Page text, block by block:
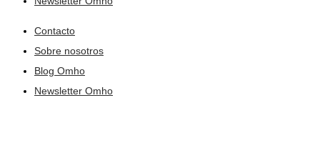
Contacto
Sobre nosotros
Blog Omho
Newsletter Omho